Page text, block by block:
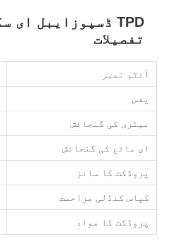
تفصیلات
آئٹم نمبر
پفس
بیٹری کی گنجائش
ای مائع کی گنجائش
پروڈکٹ کا سائز
کپاس کنڈلی مزاحمت
پروڈکٹ کا مواد